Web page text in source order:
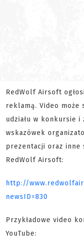
RedWolf Airsoft
reklamą. Video może
udziału w konkursie i
wskazówek
prezentacji oraz inne
RedWolf Airsoft:
http://
newsID=830
Przykładowe video
YouTube: